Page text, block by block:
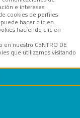
e intereses.
cookies de perfiles
hacer clic en
haciendo clic en
nuestro CENTRO DE
que utilizamos visitando